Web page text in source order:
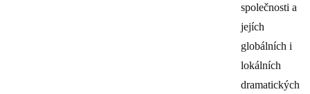
společnosti a
jejích
globálních i
lokálních
dramatických